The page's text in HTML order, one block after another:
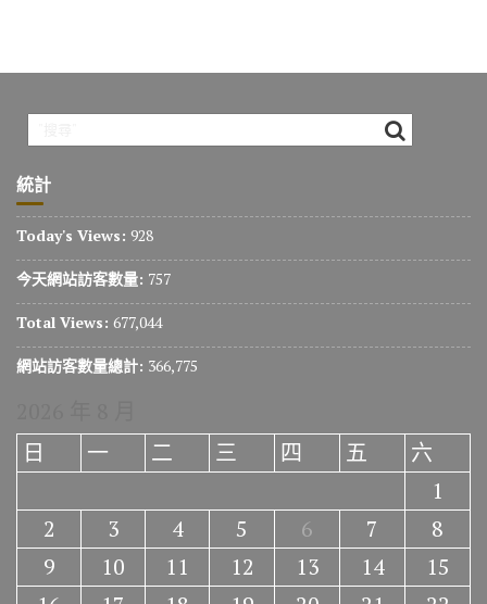
統計
Today's Views: 928
今天網站訪客數量: 757
Total Views: 677,044
網站訪客數量總計: 366,775
日
一 二 三 四 五
六
1
2
3 4 5 6 7
8
9
10 11 12 13 14
15